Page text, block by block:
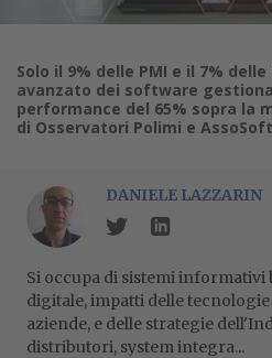
Solo il 9% delle PMI e il 7%
avanzato dei software
performance del 65% sopra la
di Osservatori Polimi e
DANIELE LAZZARIN
Si occupa di sistemi
digitale, impatti delle
aziende, e delle strategie
distributori, system integra...